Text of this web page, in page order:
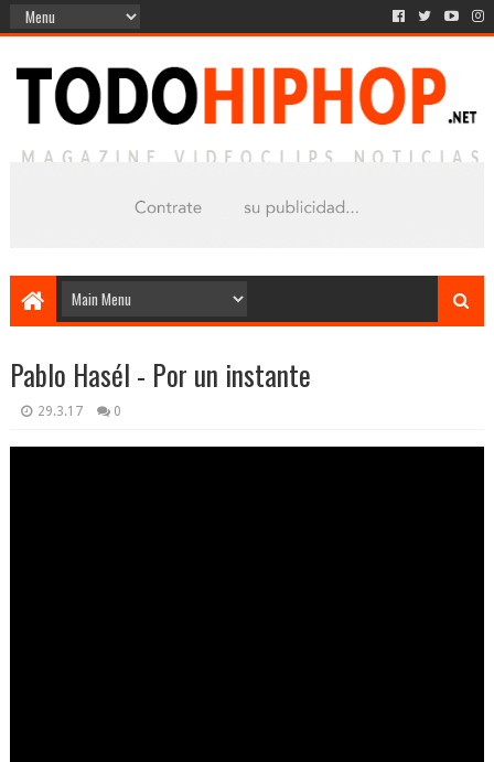
Pablo Hasél - Por un instante
29.3.17 0